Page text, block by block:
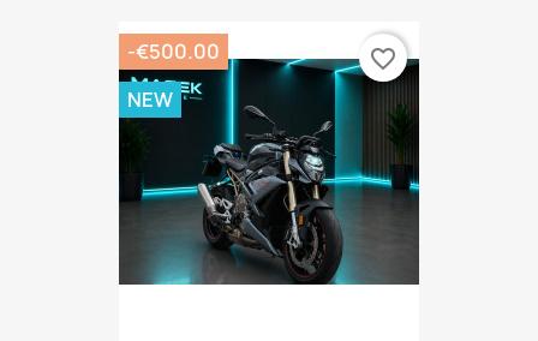
-€500.00
NEW
favorite_border